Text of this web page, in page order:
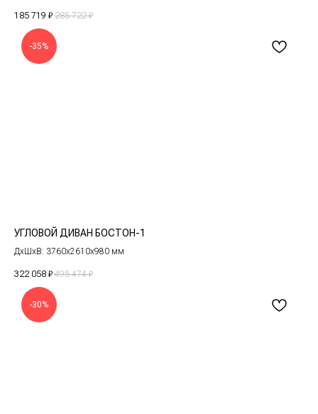
185 719 ₽ 285 722 ₽
-35%
УГЛОВОЙ ДИВАН БОСТОН-1
ДxШxВ: 3760x2610x980 мм
322 058 ₽ 495 474 ₽
-30%